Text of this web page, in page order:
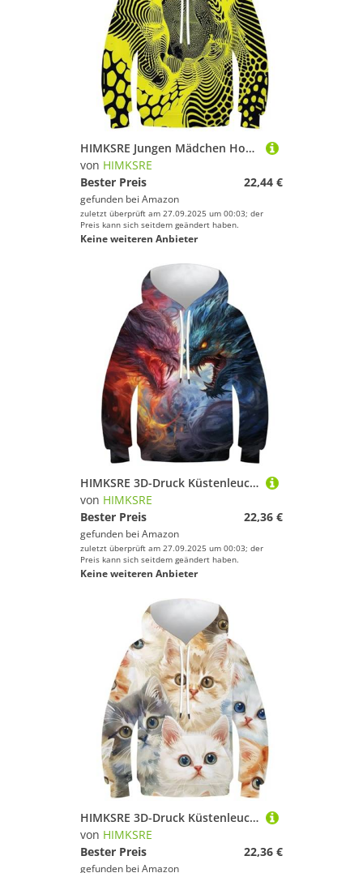
HIMKSRE Jungen Mädchen Hoodies Vektormuster 3D-Gedruckter Pullover Kinder Coole Sweatshirts Langarm Kapuze mit Tasche 9-11 Jahre(Style-1,90)
von HIMKSRE
Bester Preis
22,44 €
gefunden bei Amazon
zuletzt überprüft am 27.09.2025 um 00:03; der
Preis kann sich seitdem geändert haben.
Keine weiteren Anbieter
HIMKSRE 3D-Druck Küstenleuchttürme Kinder Hoodie Teen Mädchen Jungen Sweatshirt Tasche Pullover Hoodie for 6-7 Jahre(Style-3,100)
von HIMKSRE
Bester Preis
22,36 €
gefunden bei Amazon
zuletzt überprüft am 27.09.2025 um 00:03; der
Preis kann sich seitdem geändert haben.
Keine weiteren Anbieter
HIMKSRE 3D-Druck Küstenleuchttürme Kinder Hoodie Teen Mädchen Jungen Sweatshirt Tasche Pullover Hoodie for 6-7 Jahre(Style-17,140)
von HIMKSRE
Bester Preis
22,36 €
gefunden bei Amazon